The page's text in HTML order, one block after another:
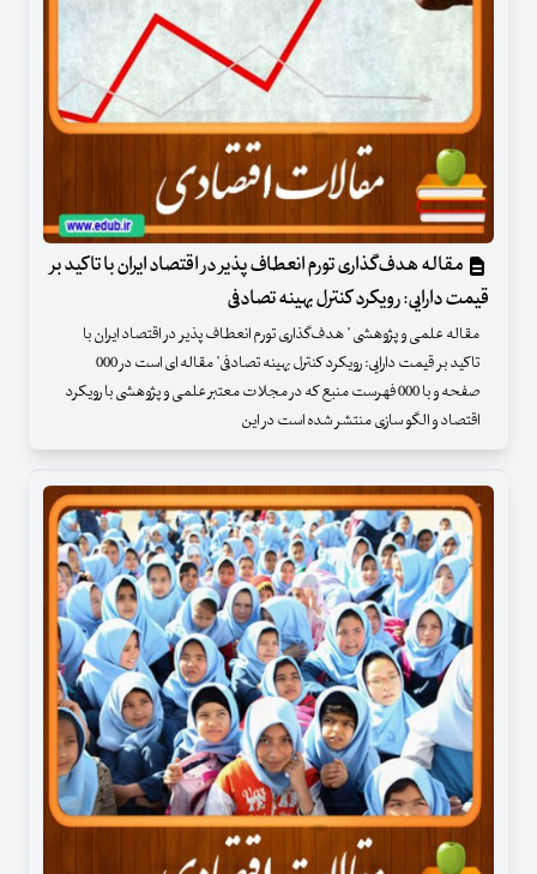
مقاله هدف‌گذاری تورم انعطاف پذیر در اقتصاد ایران با تاکید بر
قیمت دارایی: رویکرد کنترل بهینه تصادفی
مقاله علمی و پژوهشی " هدف‌گذاری تورم انعطاف پذیر در اقتصاد ایران با
تاکید بر قیمت دارایی: رویکرد کنترل بهینه تصادفی" مقاله ای است در 000
صفحه و با 000 فهرست منبع که در مجلات معتبر علمی و پژوهشی با رویکرد
اقتصاد و الگو سازی منتشر شده است در این